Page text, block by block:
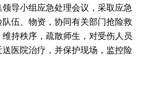
导小组应急处理会议，采取应急
伍、物资，协同有关部门抢险救
持秩序，疏散师生，对受伤人员
医院治疗，并保护现场，监控险